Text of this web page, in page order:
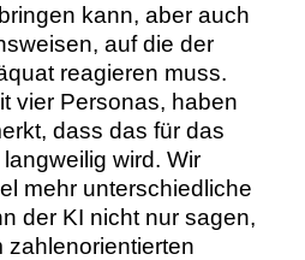
kann, aber auch
auf die der
reagieren muss.
vier Personas, haben
dass das für das
wird. Wir
mehr unterschiedliche
der KI nicht nur sagen,
zahlenorientierten